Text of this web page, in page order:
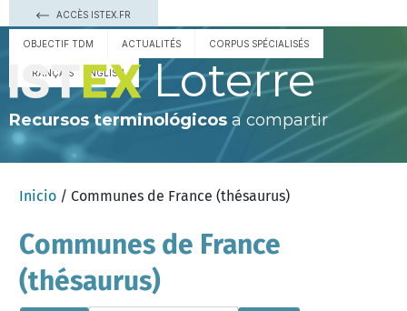
ACCÈS ISTEX.FR
OBJECTIF TDM ACTUALITÉS CORPUS SPÉCIALISÉS
FRANÇAIS ENGLISH Loterre
Recursos terminológicos a compartir
Inicio / Communes de France (thésaurus)
Communes de France
(thésaurus)